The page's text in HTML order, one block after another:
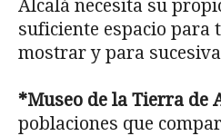
Alcalá necesita su
suficiente espacio para
mostrar y para
*Museo de la Tierra de
poblaciones que